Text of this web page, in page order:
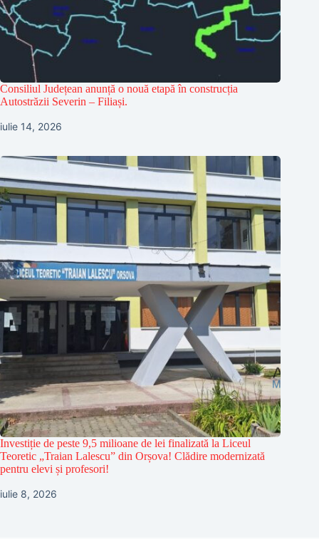
Consiliul Județean anunță o nouă etapă în construcția
Autostrăzii Severin – Filiași.
iulie 14, 2026
Investiție de peste 9,5 milioane de lei finalizată la Liceul
Teoretic „Traian Lalescu” din Orșova! Clădire modernizată
pentru elevi și profesori!
iulie 8, 2026